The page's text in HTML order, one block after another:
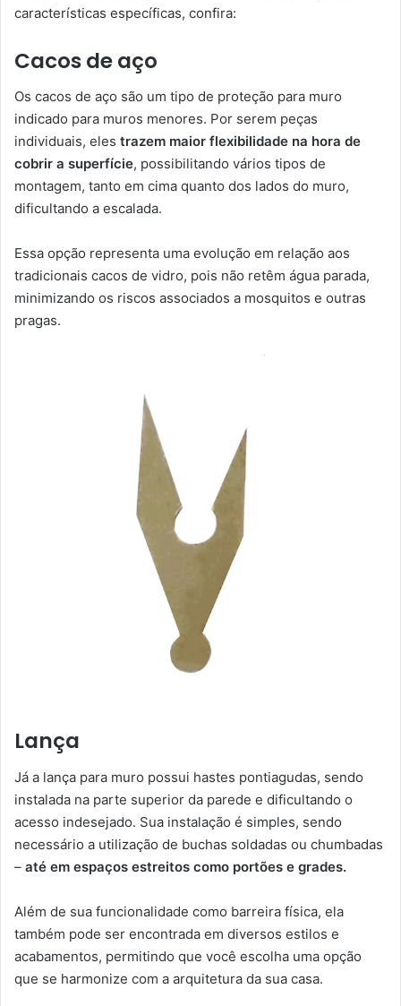
características específicas, confira:
Cacos de aço
Os cacos de aço são um tipo de proteção para muro
indicado para muros menores. Por serem peças
individuais, eles trazem maior flexibilidade na hora de
cobrir a superfície, possibilitando vários tipos de
montagem, tanto em cima quanto dos lados do muro,
dificultando a escalada.
Essa opção representa uma evolução em relação aos
tradicionais cacos de vidro, pois não retêm água parada,
minimizando os riscos associados a mosquitos e outras
pragas.
Lança
Já a lança para muro possui hastes pontiagudas, sendo
instalada na parte superior da parede e dificultando o
acesso indesejado. Sua instalação é simples, sendo
necessário a utilização de buchas soldadas ou chumbadas
– até em espaços estreitos como portões e grades.
Além de sua funcionalidade como barreira física, ela
também pode ser encontrada em diversos estilos e
acabamentos, permitindo que você escolha uma opção
que se harmonize com a arquitetura da sua casa.